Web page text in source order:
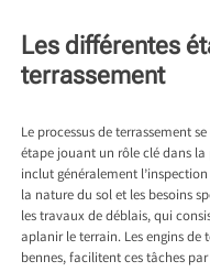
Les différentes
terrassement
Le processus de terrassement
étape jouant un rôle clé dans
inclut généralement
la nature du sol et les besoins
les travaux de déblais, qui
aplanir le terrain. Les engins de
bennes, facilitent ces tâches